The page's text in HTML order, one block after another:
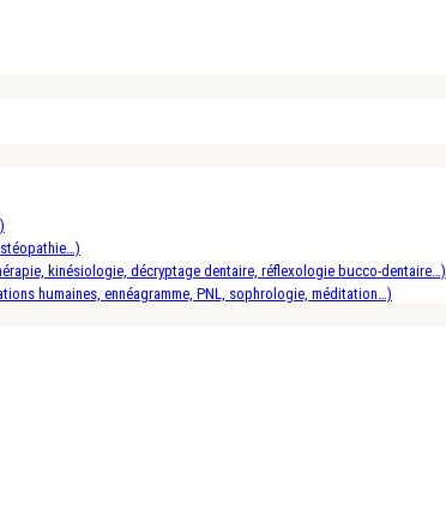
kinésiologie, décryptage dentaire, réflexologie bucco-dentaire…)
humaines, ennéagramme, PNL, sophrologie, méditation…)